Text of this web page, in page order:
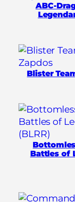
n
i
e
s
2
:
1
ABC-
Blister
Battles of